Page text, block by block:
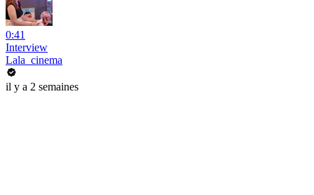
0:41
Interview
Lala_cinema
il y a 2 semaines